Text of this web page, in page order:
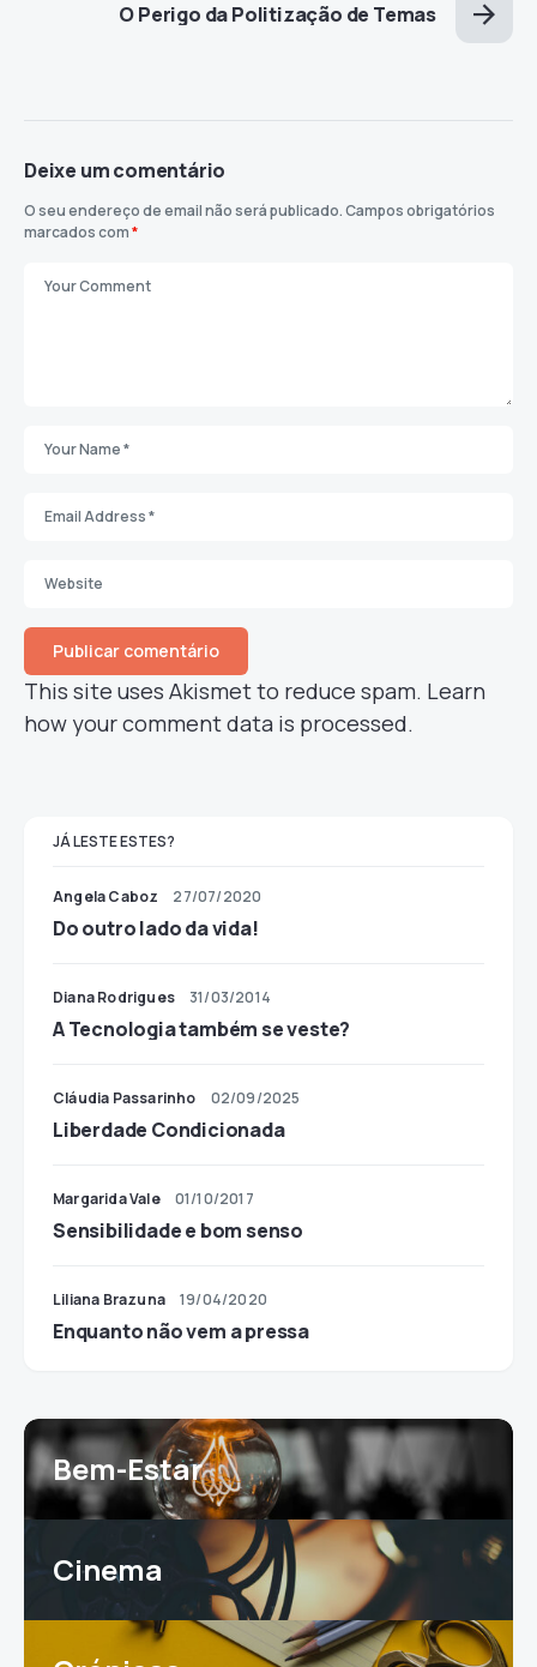
O Perigo da Politização de Temas
Deixe um comentário
O seu endereço de email não será publicado.Campos obrigatórios
marcados com*
This site uses Akismet to reduce spam. Learn
how your comment data is processed.
JÁ LESTE ESTES?
Angela Caboz 27/07/2020
Do outro lado da vida!
Diana Rodrigues 31/03/2014
A Tecnologia também se veste?
Cláudia Passarinho 02/09/2025
Liberdade Condicionada
Margarida Vale 01/10/2017
Sensibilidade e bom senso
Liliana Brazuna 19/04/2020
Enquanto não vem a pressa
Bem-Estar
Cinema